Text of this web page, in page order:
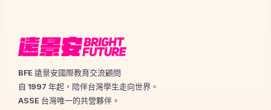
BFE 遠景安國際教育交流顧問
自 1997 年起，陪伴台灣學生走向世界。
ASSE 台灣唯一的共營夥伴。